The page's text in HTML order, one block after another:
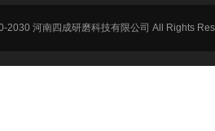
2030 河南四成研磨科技有限公司 All Rights